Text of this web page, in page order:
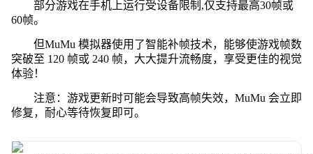
部分游戏在手机上运行受设备限制,仅支持最高30帧或
60帧。
但MuMu 模拟器使用了智能补帧技术，能够使游戏帧数
突破至 120 帧或 240 帧，大大提升流畅度，享受更佳的视觉
体验！
注意：游戏更新时可能会导致高帧失效，MuMu 会立即
修复，耐心等待恢复即可。